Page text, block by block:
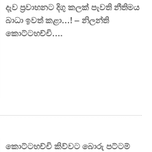
දැව ප්‍රවාහනට දිගු කලක් පැවති නීතිමය
බාධා ඉවත් කළා…! – නිලන්ති
කොට්ටහච්චි….
කොට්ටහච්චි කිව්වට බොරු පට්ටම්